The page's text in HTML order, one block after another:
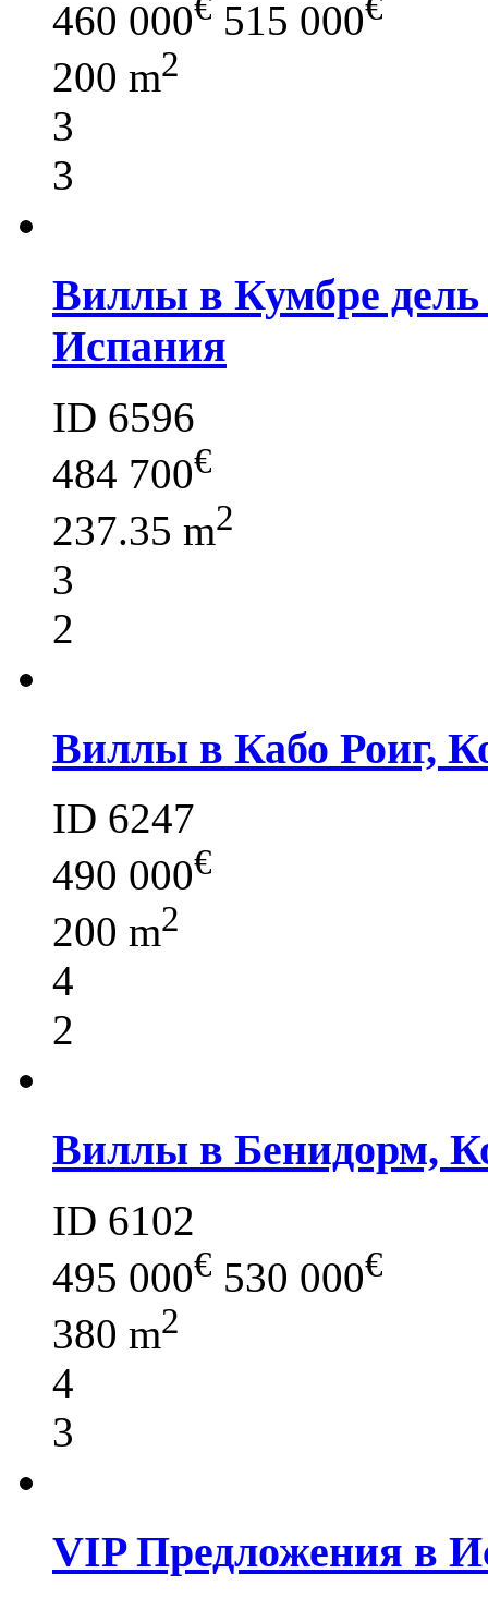
460 000€ 515 000€
200 m2
3
3
Виллы в Кумбре
Испания
ID 6596
484 700€
237.35 m2
3
2
Виллы в Кабо Роиг,
ID 6247
490 000€
200 m2
4
2
Виллы в Бенидорм,
ID 6102
495 000€ 530 000€
380 m2
4
3
VIP Предложения в